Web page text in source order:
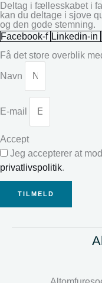
Deltag i fællesskabet i
kan du deltage i sjove
og den gode stemning.
Facebook-f Linkedin-in
Få det store overblik
Navn
E-mail
Accept
Jeg accepterer at
privatlivspolitik.
TILMELD